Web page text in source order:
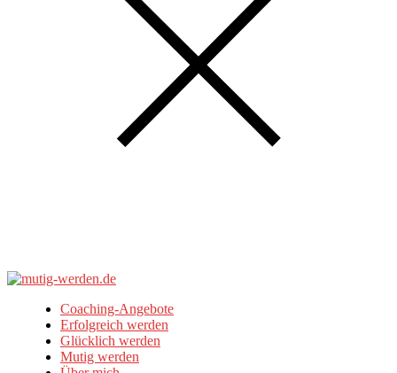
Coaching-Angebote
Erfolgreich werden
Glücklich werden
Mutig werden